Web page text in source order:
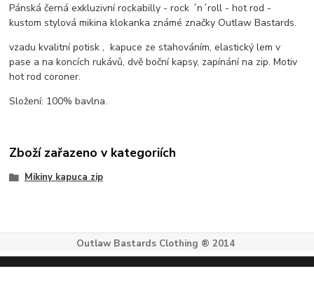
Pánská černá exkluzivní rockabilly - rock ´n´roll - hot rod -
kustom stylová mikina klokanka známé značky Outlaw Bastards.
vzadu kvalitní potisk , kapuce ze stahováním, elastický lem v
pase a na koncích rukávů, dvě boční kapsy, zapínání na zip. Motiv
hot rod coroner.
Složení: 100% bavlna.
Zboží zařazeno v kategoriích
Mikiny kapuca zip
Outlaw Bastards Clothing ® 2014